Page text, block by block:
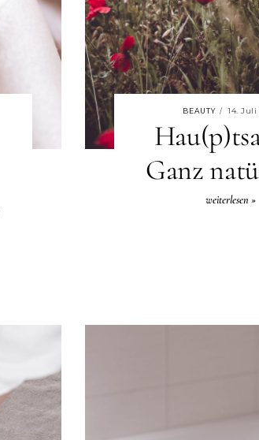
BEAUTY / 14. Juli
Ganz
weiterlesen »